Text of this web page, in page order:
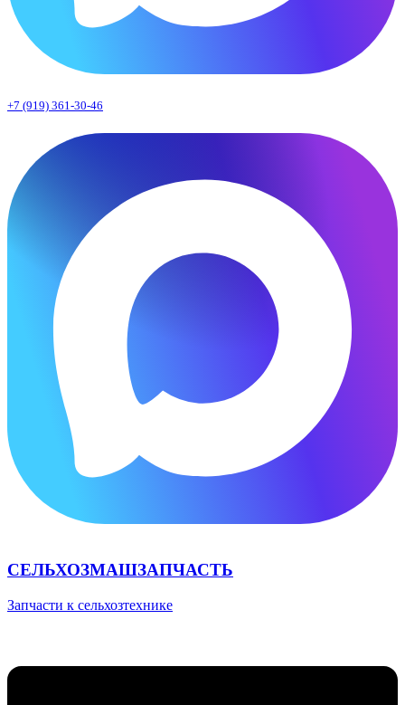
+7 (919) 361-30-46
СЕЛЬХОЗМАШЗАПЧАСТЬ
Запчасти к сельхозтехнике